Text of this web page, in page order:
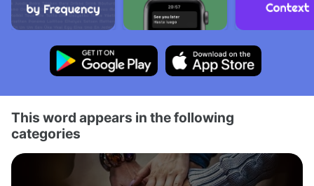
This word appears in the following
categories